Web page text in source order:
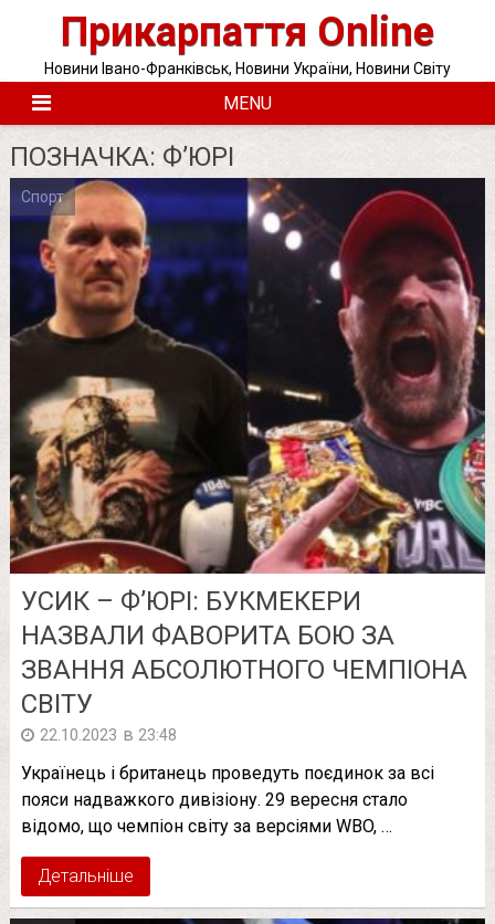
Прикарпаття Online
Новини Івано-Франківськ, Новини України, Новини Світу
MENU
ПОЗНАЧКА: Ф’ЮРІ
Спорт
УСИК – Ф’ЮРІ: БУКМЕКЕРИ
НАЗВАЛИ ФАВОРИТА БОЮ ЗА
ЗВАННЯ АБСОЛЮТНОГО ЧЕМПІОНА
СВІТУ
22.10.2023 в 23:48
Українець і британець проведуть поєдинок за всі
пояси надважкого дивізіону. 29 вересня стало
відомо, що чемпіон світу за версіями WBO, …
Детальніше